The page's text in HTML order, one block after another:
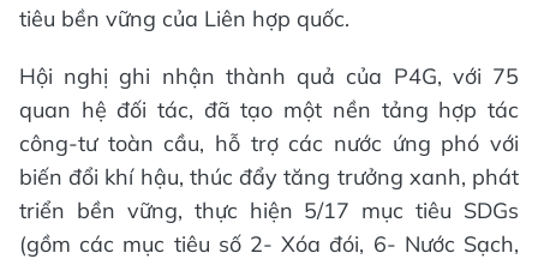
tiêu bền vững của Liên hợp quốc.
Hội nghị ghi nhận thành quả của P4G, với 75
quan hệ đối tác, đã tạo một nền tảng hợp tác
công-tư toàn cầu, hỗ trợ các nước ứng phó với
biến đổi khí hậu, thúc đẩy tăng trưởng xanh, phát
triển bền vững, thực hiện 5/17 mục tiêu SDGs
(gồm các mục tiêu số 2- Xóa đói, 6- Nước Sạch,